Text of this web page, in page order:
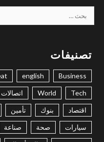
البحث
عن:
تصنيفات
Business
english
Tech
World اتصالات
اقتصاد بنوك تأمين
سيارات صحة صناعة